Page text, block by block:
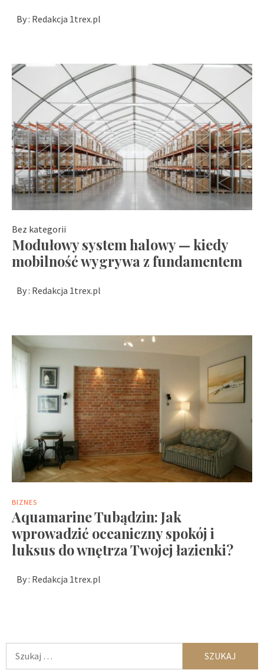
By : Redakcja 1trex.pl
Bez kategorii
Modułowy system halowy — kiedy
mobilność wygrywa z fundamentem
By : Redakcja 1trex.pl
BIZNES
Aquamarine Tubądzin: Jak
wprowadzić oceaniczny spokój i
luksus do wnętrza Twojej łazienki?
By : Redakcja 1trex.pl